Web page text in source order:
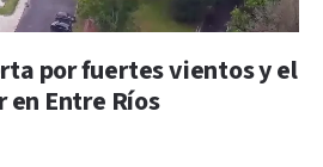
por fuertes vientos y el
en Entre Ríos